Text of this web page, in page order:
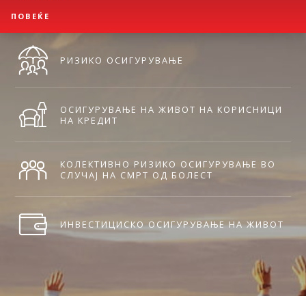
ПОВЕЌЕ
РИЗИКО ОСИГУРУВАЊЕ
ОСИГУРУВАЊЕ НА ЖИВОТ НА КОРИСНИЦИ
НА КРЕДИТ
КОЛЕКТИВНО РИЗИКО ОСИГУРУВАЊЕ ВО
СЛУЧАЈ НА СМРТ ОД БОЛЕСТ
ИНВЕСТИЦИСКО ОСИГУРУВАЊЕ НА ЖИВОТ